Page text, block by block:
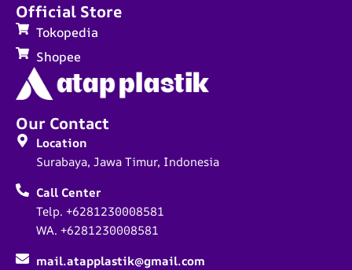
Our Contact
Location
Surabaya, Jawa Timur, Indonesia
Call Center
Telp. +6281230008581
WA. +6281230008581
mail.atapplastik@gmail.com
Official Store
Tokopedia
Shopee